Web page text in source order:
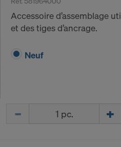
Accessoire d’assemblage
et des tiges d’ancrage.
Neuf
explicite pour continuer à
à ces fournisseurs.
votre consentement à tout
le site Internet.